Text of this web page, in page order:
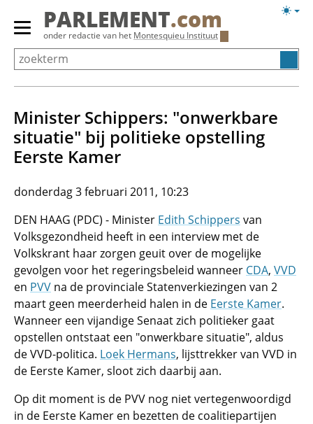
Overslaan
Primair
menu
tonen/verbergen
PARLEMENT.com
onder redactie van het Montesquieu Instituut
Minister Schippers: "onwerkbare
situatie" bij politieke opstelling
Eerste Kamer
donderdag 3 februari 2011, 10:23
DEN HAAG (PDC) - Minister Edith Schippers van
Volksgezondheid heeft in een interview met de
Volkskrant haar zorgen geuit over de mogelijke
gevolgen voor het regeringsbeleid wanneer CDA, VVD
en PVV na de provinciale Statenverkiezingen van 2
maart geen meerderheid halen in de Eerste Kamer.
Wanneer een vijandige Senaat zich politieker gaat
opstellen ontstaat een "onwerkbare situatie", aldus
de VVD-politica. Loek Hermans, lijsttrekker van VVD in
de Eerste Kamer, sloot zich daarbij aan.
Op dit moment is de PVV nog niet vertegenwoordigd
in de Eerste Kamer en bezetten de coalitiepartijen